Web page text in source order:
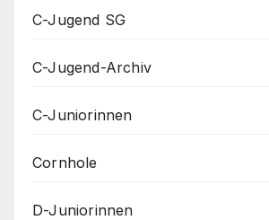
C-Jugend SG
C-Jugend-Archiv
C-Juniorinnen
Cornhole
D-Juniorinnen